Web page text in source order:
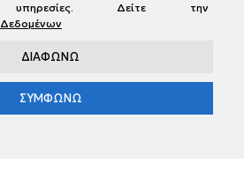
© 2026
υπηρεσίες. Δείτε την
Δεδομένων
ΔΙΑΦΩΝΩ
ΣΥΜΦΩΝΩ